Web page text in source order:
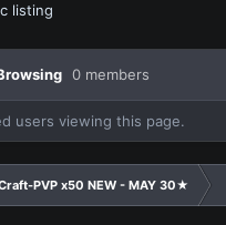
listing
0 members
users viewing this page.
PVP x50 NEW - MAY 30★